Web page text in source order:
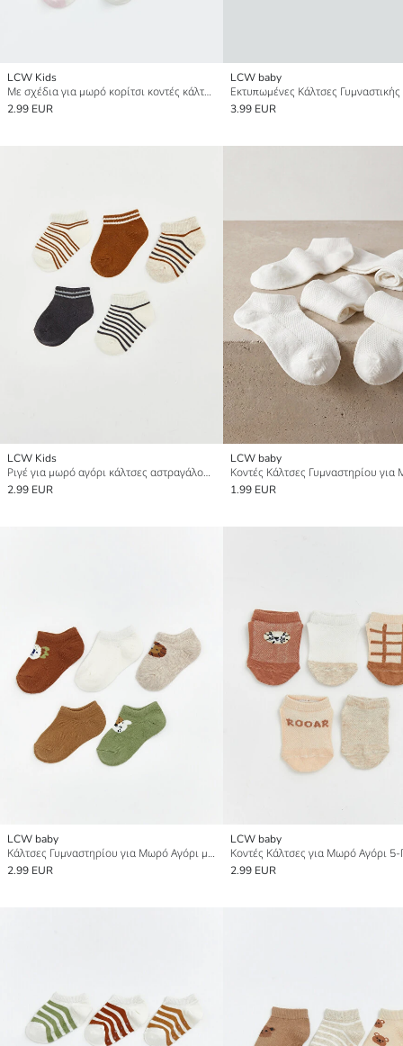
LCW Kids
Με σχέδια για μωρό κορίτσι κοντές κάλτσες αστραγάλου 5 τεμάχια
2.99 EUR
LCW baby
3.99 EUR
LCW Kids
Ριγέ για μωρό αγόρι κάλτσες αστραγάλου 5 τεμάχια
2.99 EUR
LCW baby
1.99 EUR
LCW baby
Κάλτσες Γυμναστηρίου για Μωρό Αγόρι με Ζωικό Σχέδιο, Συσκευασία 5 Τεμαχίων
2.99 EUR
LCW baby
Κοντές Κάλτσες για Μωρό Αγόρι
2.99 EUR